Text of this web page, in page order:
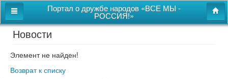
Портал о дружбе народов «ВСЕ МЫ -
РОССИЯ!»
Главная
Дом дружбы народов
Новости
Новости
Элемент не найден!
Возврат к списку